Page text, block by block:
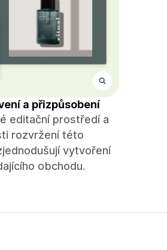
a přizpůsobení
editační prostředí a
rozvržení této
vytvoření
obchodu.